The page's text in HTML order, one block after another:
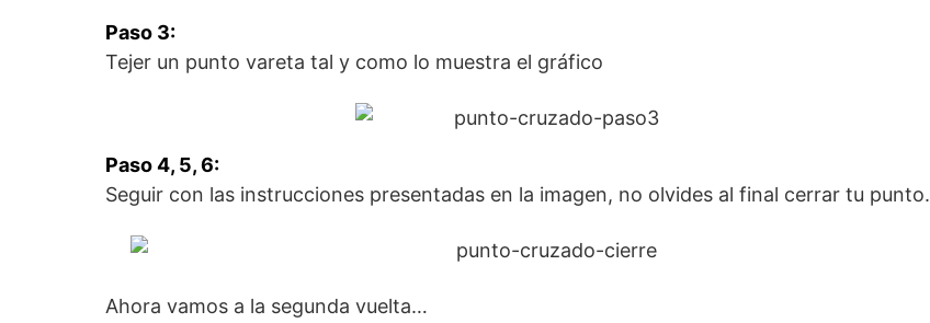
Paso 3:
Tejer un punto vareta tal y como lo muestra el gráfico
Paso 4, 5, 6:
Seguir con las instrucciones presentadas en la imagen, no olvides al final cerrar tu punto.
Ahora vamos a la segunda vuelta…